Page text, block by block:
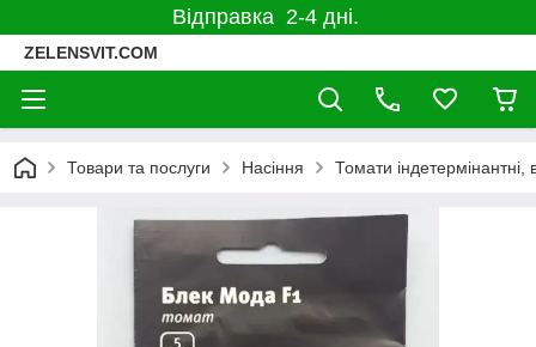
Відправка 2-4 дні.
ZELENSVIT.COM
Товари та послуги Насіння Томати індетермінантні,